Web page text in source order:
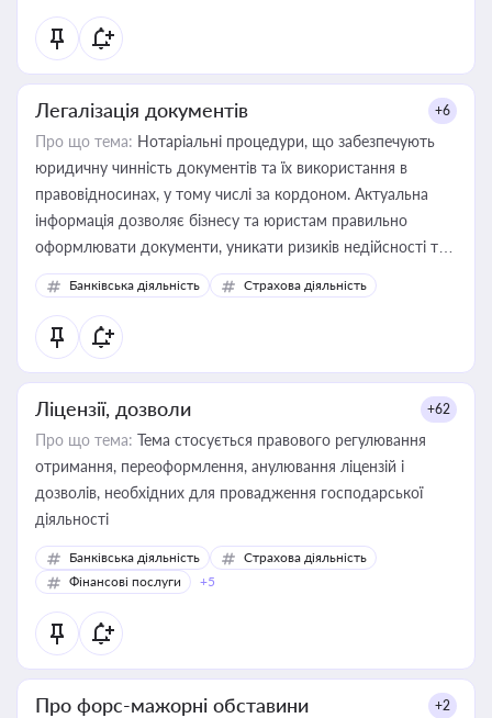
статусу суб'єктів оціночної діяльності
Легалізація документів +6
Про що тема: Нотаріальні процедури, що забезпечують
юридичну чинність документів та їх використання в
правовідносинах, у тому числі за кордоном. Актуальна
інформація дозволяє бізнесу та юристам правильно
оформлювати документи, уникати ризиків недійсності та
забезпечувати їх належне прийняття органами влади та
контрагентами
Банківська діяльність Страхова діяльність
Ліцензії, дозволи +62
Про що тема: Тема стосується правового регулювання
отримання, переоформлення, анулювання ліцензій і
дозволів, необхідних для провадження господарської
діяльності
Банківська діяльність
Страхова діяльність
Фінансові послуги
+5
Про форс-мажорні обставини +2